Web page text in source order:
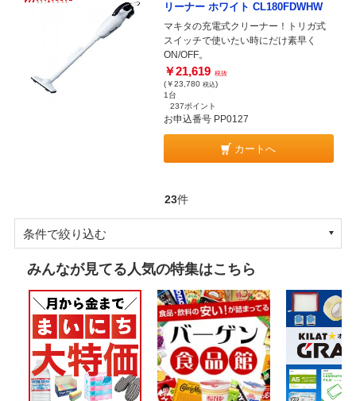
リーナー ホワイト CL180FDWHW
マキタの充電式クリーナー！トリガ式
スイッチで使いたい時にだけ素早く
ON/OFF。
￥21,619 税抜
(￥23,780 税込)
1台
237ポイント
お申込番号 PP0127
カートへ
23件
条件で絞り込む
みんなが見てる人気の特集はこちら